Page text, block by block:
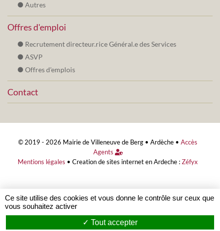
Autres
Offres d'emploi
Recrutement directeur.rice Général.e des Services
ASVP
Offres d'emplois
Contact
© 2019 - 2026 Mairie de Villeneuve de Berg •Ardèche •Accès
Agents
Mentions légales •Creation de sites internet en Ardeche : Zéfyx
Ce site utilise des cookies et vous donne le contrôle sur ceux que
vous souhaitez activer
Tout accepter